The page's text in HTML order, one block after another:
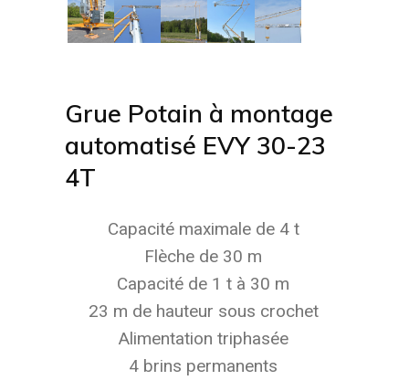
Grue Potain à montage
automatisé EVY 30-23
4T
Capacité maximale de 4 t
Flèche de 30 m
Capacité de 1 t à 30 m
23 m de hauteur sous crochet
Alimentation triphasée
4 brins permanents